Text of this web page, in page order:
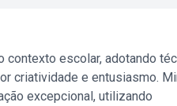
contexto escolar, adotando
criatividade e entusiasmo.
excepcional, utilizando